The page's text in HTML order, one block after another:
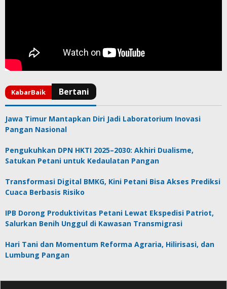
Jawa Timur Mantapkan Diri Jadi Laboratorium Inovasi
Pangan Nasional
Pengukuhkan DPN HKTI 2025–2030: Akhiri Dualisme,
Satukan Petani untuk Kedaulatan Pangan
Transformasi Digital BMKG, Kini Petani Bisa Akses Prediksi
Cuaca Berbasis Risiko
IPB Dorong Produktivitas Petani Lewat Ekspedisi Patriot,
Salurkan Benih Unggul di Kawasan Transmigrasi
Hari Tani dan Momentum Reforma Agraria, Hilirisasi, dan
Lumbung Pangan